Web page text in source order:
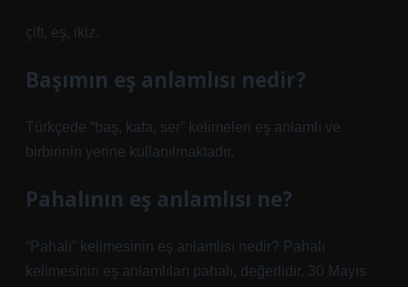
çift, eş, ikiz.
Başımın eş anlamlısı nedir?
Türkçede “baş, kafa, ser” kelimeleri eş anlamlı ve
birbirinin yerine kullanılmaktadır.
Pahalının eş anlamlısı ne?
“Pahalı” kelimesinin eş anlamlısı nedir? Pahalı
kelimesinin eş anlamlıları pahalı, değerlidir. 30 Mayıs